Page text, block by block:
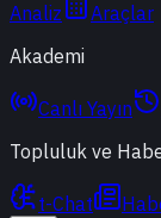
Analiz
Araçlar
Akademi
Canlı Yayın
Topluluk ve
t-Chat